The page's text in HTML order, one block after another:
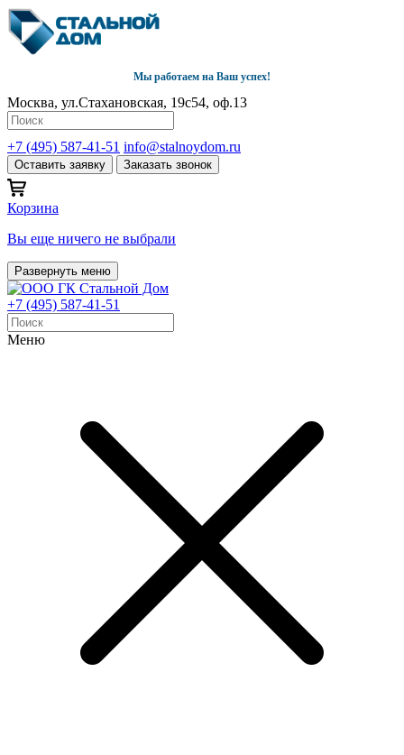
Мы работаем на Ваш успех!
Москва, ул.Стахановская, 19с54, оф.13
+7 (495) 587-41-51 info@stalnoydom.ru
Оставить заявку Заказать звонок
Корзина
Вы еще ничего не выбрали
Развернуть меню
+7 (495) 587-41-51
Меню